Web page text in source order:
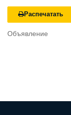
Распечатать
Объявление